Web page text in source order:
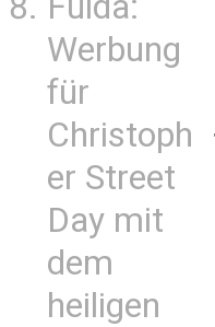
Werbung
für
Christoph
er Street
Day mit
dem
heiligen